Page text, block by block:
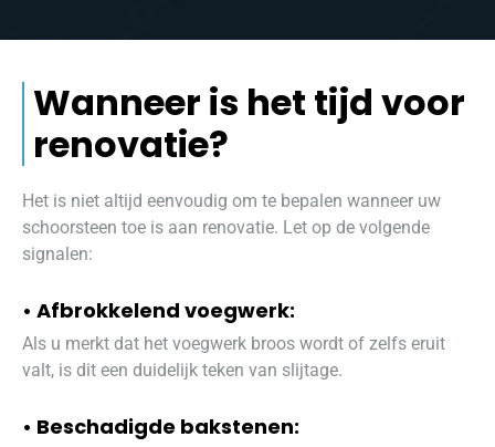
Wanneer is het tijd voor
renovatie?
Het is niet altijd eenvoudig om te bepalen wanneer uw
schoorsteen toe is aan renovatie. Let op de volgende
signalen:
• Afbrokkelend voegwerk:
Als u merkt dat het voegwerk broos wordt of zelfs eruit
valt, is dit een duidelijk teken van slijtage.
• Beschadigde bakstenen: